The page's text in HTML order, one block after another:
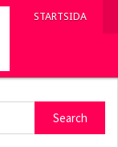
STARTSIDA